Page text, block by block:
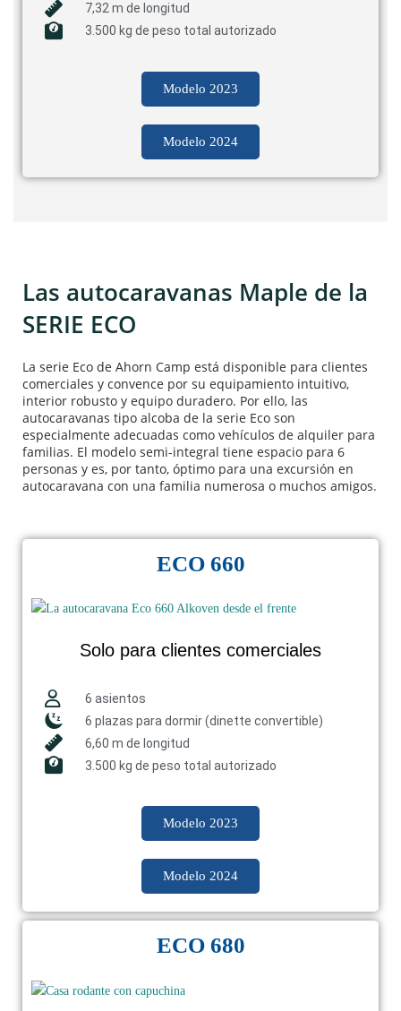
7,32 m de longitud
3.500 kg de peso total autorizado
Modelo 2023
Modelo 2024
Las autocaravanas Maple de la
SERIE ECO
La serie Eco de Ahorn Camp está disponible para clientes
comerciales y convence por su equipamiento intuitivo,
interior robusto y equipo duradero. Por ello, las
autocaravanas tipo alcoba de la serie Eco son
especialmente adecuadas como vehículos de alquiler para
familias. El modelo semi-integral tiene espacio para 6
personas y es, por tanto, óptimo para una excursión en
autocaravana con una familia numerosa o muchos amigos.
ECO 660
Solo para clientes comerciales
6 asientos
6 plazas para dormir (dinette convertible)
6,60 m de longitud
3.500 kg de peso total autorizado
Modelo 2023
Modelo 2024
ECO 680